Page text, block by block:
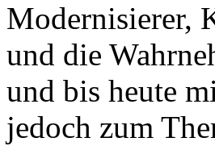
Modernisierer,
und die
und bis heute
jedoch zum